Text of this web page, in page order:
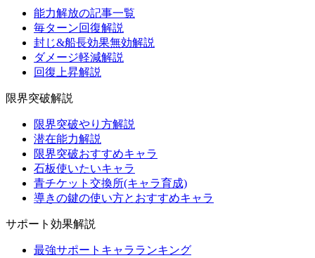
能力解放の記事一覧
毎ターン回復解説
封じ&船長効果無効解説
ダメージ軽減解説
回復上昇解説
限界突破解説
限界突破やり方解説
潜在能力解説
限界突破おすすめキャラ
石板使いたいキャラ
青チケット交換所(キャラ育成)
導きの鍵の使い方とおすすめキャラ
サポート効果解説
最強サポートキャラランキング